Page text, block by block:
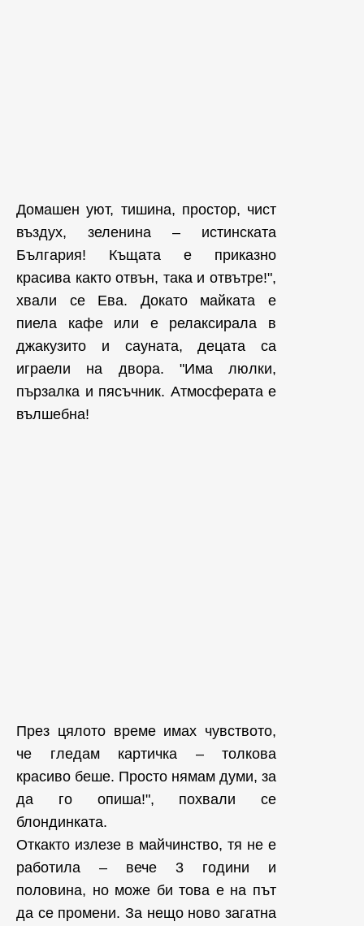
Домашен уют, тишина, простор, чист
въздух, зеленина – истинската
България! Къщата е приказно
красива както отвън, така и отвътре!",
хвали се Ева. Докато майката е
пиела кафе или е релаксирала в
джакузито и сауната, децата са
играели на двора. "Има люлки,
пързалка и пясъчник. Атмосферата е
вълшебна!
През цялото време имах чувството,
че гледам картичка – толкова
красиво беше. Просто нямам думи, за
да го опиша!", похвали се
блондинката.
Откакто излезе в майчинство, тя не е
работила – вече 3 години и
половина, но може би това е на път
да се промени. За нещо ново загатна